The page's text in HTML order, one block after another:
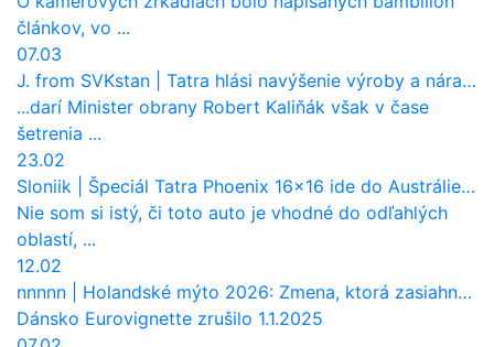
článkov, vo ...
07.03
J. from SVKstan
Tatra hlási navýšenie výroby a nárast tržieb. Ktorí odberatelia sú kľúčoví?
...darí Minister obrany Robert Kaliňák však v čase
šetrenia ...
23.02
Sloniik
Špeciál Tatra Phoenix 16×16 ide do Austrálie. Na čo bude slúžiť?
Nie som si istý, či toto auto je vhodné do odľahlých
oblastí, ...
12.02
nnnnn
Holandské mýto 2026: Zmena, ktorá zasiahne slovenských dopravcov
Dánsko Eurovignette zrušilo 1.1.2025